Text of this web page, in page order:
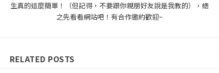
生真的這麼簡單！（但記得，不要跟你親朋好友說是我教的），總
之先看看網站吧！有合作邀約歡迎~
RELATED POSTS